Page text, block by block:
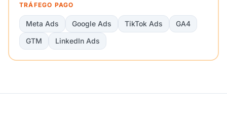
TRÁFEGO PAGO
Meta Ads Google Ads TikTok Ads
GA4
GTM
LinkedIn Ads